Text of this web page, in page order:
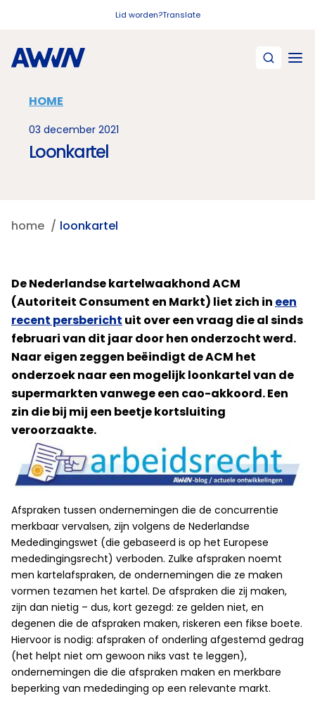
Lid worden?Translate
HOME
03 december 2021
Loonkartel
home loonkartel
De Nederlandse kartelwaakhond ACM
(Autoriteit Consument en Markt) liet zich in een
recent persbericht uit over een vraag die al sinds
februari van dit jaar door hen onderzocht werd.
Naar eigen zeggen beëindigt de ACM het
onderzoek naar een mogelijk loonkartel van de
supermarkten vanwege een cao-akkoord. Een
zin die bij mij een beetje kortsluiting
veroorzaakte.
Afspraken tussen ondernemingen die de concurrentie
merkbaar vervalsen, zijn volgens de Nederlandse
Mededingingswet (die gebaseerd is op het Europese
mededingingsrecht) verboden. Zulke afspraken noemt
men kartelafspraken, de ondernemingen die ze maken
vormen tezamen het kartel. De afspraken die zij maken,
zijn dan nietig – dus, kort gezegd: ze gelden niet, en
degenen die de afspraken maken, riskeren een fikse boete.
Hiervoor is nodig: afspraken of onderling afgestemd gedrag
(het helpt niet om gewoon niks vast te leggen),
ondernemingen die die afspraken maken en merkbare
beperking van mededinging op een relevante markt.